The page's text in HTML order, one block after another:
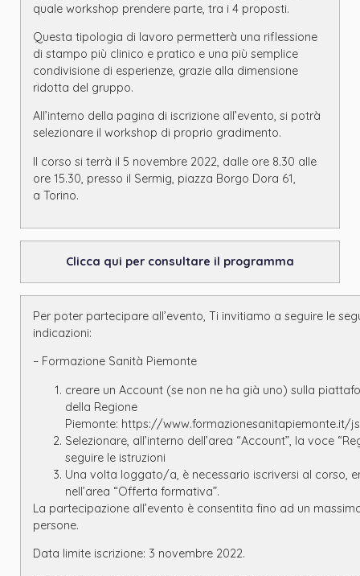
quale workshop prendere parte, tra i 4 proposti.
Questa tipologia di lavoro permetterà una riflessione
di stampo più clinico e pratico e una più semplice
condivisione di esperienze, grazie alla dimensione
ridotta del gruppo.
All’interno della pagina di iscrizione all’evento, si potrà
selezionare il workshop di proprio gradimento.
Il corso si terrà il 5 novembre 2022, dalle ore 8.30 alle
ore 15.30, presso il Sermig, piazza Borgo Dora 61,
a Torino.
Clicca qui per consultare il programma
Per poter partecipare all’evento, Ti invitiamo a seguire le
indicazioni:
– Formazione Sanità Piemonte
creare un Account (se non ne ha già uno) sulla
della Regione
Piemonte: https://www.formazionesanitapiemonte.it/
Selezionare, all’interno dell’area “Account”, la voce
seguire le istruzioni
Una volta loggato/a, è necessario iscriversi al corso,
nell’area “Offerta formativa”.
La partecipazione all’evento è consentita fino ad un
persone.
Data limite iscrizione: 3 novembre 2022.